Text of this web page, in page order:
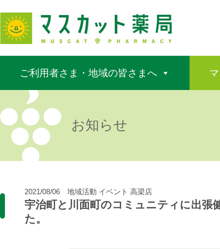
ご利用者さま・地域の皆さまへ
お知らせ
2021/08/06 地域活動 イベント 高梁店
宇治町と川面町のコミュニティに出張
た。